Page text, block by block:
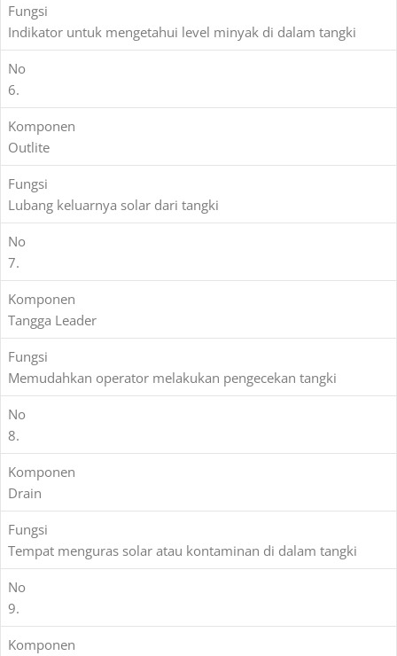
Fungsi
Indikator untuk mengetahui level minyak di dalam tangki
No
6.
Komponen
Outlite
Fungsi
Lubang keluarnya solar dari tangki
No
7.
Komponen
Tangga Leader
Fungsi
Memudahkan operator melakukan pengecekan tangki
No
8.
Komponen
Drain
Fungsi
Tempat menguras solar atau kontaminan di dalam tangki
No
9.
Komponen